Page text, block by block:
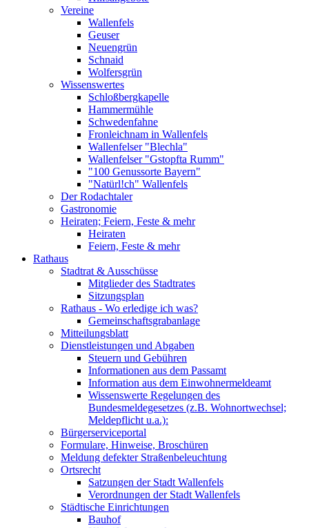
Vereine
Wallenfels
Geuser
Neuengrün
Schnaid
Wolfersgrün
Wissenswertes
Schloßbergkapelle
Hammermühle
Schwedenfahne
Fronleichnam in Wallenfels
Wallenfelser "Blechla"
Wallenfelser "Gstopfta Rumm"
"100 Genussorte Bayern"
"Natürl!ch" Wallenfels
Der Rodachtaler
Gastronomie
Heiraten; Feiern, Feste & mehr
Heiraten
Feiern, Feste & mehr
Rathaus
Stadtrat & Ausschüsse
Mitglieder des Stadtrates
Sitzungsplan
Rathaus - Wo erledige ich was?
Gemeinschaftsgrabanlage
Mitteilungsblatt
Dienstleistungen und Abgaben
Steuern und Gebühren
Informationen aus dem Passamt
Information aus dem Einwohnermeldeamt
Wissenswerte Regelungen des
Bundesmeldegesetzes (z.B. Wohnortwechsel;
Meldepflicht u.a.):
Bürgerserviceportal
Formulare, Hinweise, Broschüren
Meldung defekter Straßenbeleuchtung
Ortsrecht
Satzungen der Stadt Wallenfels
Verordnungen der Stadt Wallenfels
Städtische Einrichtungen
Bauhof